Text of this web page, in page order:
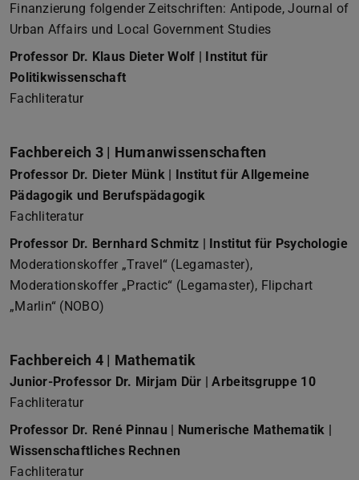
Finanzierung folgender Zeitschriften: Antipode, Journal of
Urban Affairs und Local Government Studies
Professor Dr. Klaus Dieter Wolf | Institut für
Politikwissenschaft
Fachliteratur
Fachbereich 3 | Humanwissenschaften
Professor Dr. Dieter Münk | Institut für Allgemeine
Pädagogik und Berufspädagogik
Fachliteratur
Professor Dr. Bernhard Schmitz | Institut für Psychologie
Moderationskoffer „Travel“ (Legamaster),
Moderationskoffer „Practic“ (Legamaster), Flipchart
„Marlin“ (NOBO)
Fachbereich 4 | Mathematik
Junior-Professor Dr. Mirjam Dür | Arbeitsgruppe 10
Fachliteratur
Professor Dr. René Pinnau | Numerische Mathematik |
Wissenschaftliches Rechnen
Fachliteratur